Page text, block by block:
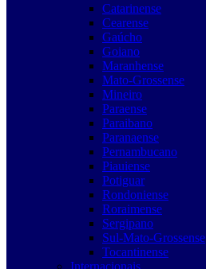
Catarinense
Cearense
Gaúcho
Goiano
Maranhense
Mato-Grossense
Mineiro
Paraense
Paraibano
Paranaense
Pernambucano
Piauiense
Potiguar
Rondoniense
Roraimense
Sergipano
Sul-Mato-Grossense
Tocantinense
Internacionais